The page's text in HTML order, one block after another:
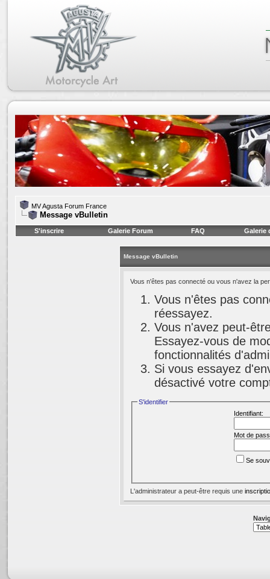
MV Agusta Forum France
Message vBulletin
S'inscrire Galerie Forum FAQ Galerie
Message vBulletin
Vous n'êtes pas connecté ou vous n'avez la
Vous n'êtes pas
réessayez.
Vous n'avez peut-
Essayez-vous de
fonctionnalités
Si vous essayez
désactivé votre
S'identifier
Identifiant:
Mot de
Se
L'administrateur a peut-être requis une